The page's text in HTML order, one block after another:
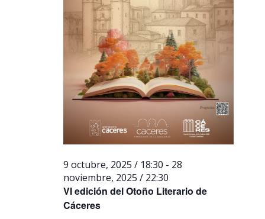
VI edición del Otoño Literario de
Cáceres
9 octubre, 2025 / 18:30 - 28
noviembre, 2025 / 22:30